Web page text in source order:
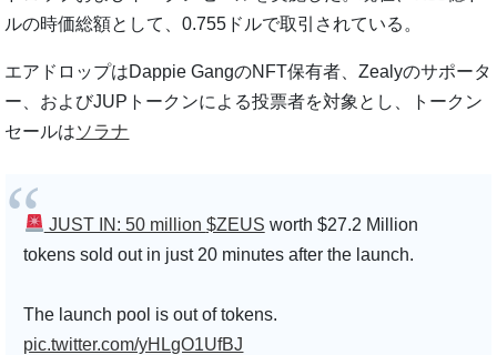
ルの時価総額として、0.755ドルで取引されている。
エアドロップはDappie GangのNFT保有者、Zealyのサポータ
ー、およびJUPトークンによる投票者を対象とし、トークン
セールはソラナ
JUST IN: 50 million $ZEUS worth $27.2 Million
tokens sold out in just 20 minutes after the launch.
The launch pool is out of tokens.
pic.twitter.com/yHLgO1UfBJ